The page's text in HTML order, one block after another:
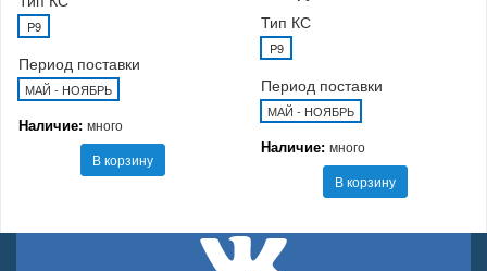
P9
Период поставки
МАЙ - НОЯБРЬ
Наличие: много
В корзину
Тип КС
P9
Период поставки
МАЙ - НОЯБРЬ
Наличие: много
В корзину